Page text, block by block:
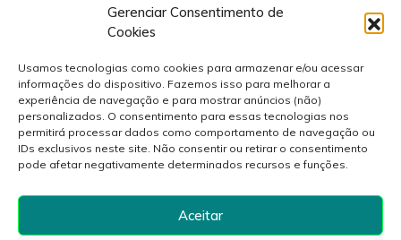
Gerenciar Consentimento de
Cookies
Usamos tecnologias como cookies para armazenar e/ou acessar
informações do dispositivo. Fazemos isso para melhorar a
experiência de navegação e para mostrar anúncios (não)
personalizados. O consentimento para essas tecnologias nos
permitirá processar dados como comportamento de navegação ou
IDs exclusivos neste site. Não consentir ou retirar o consentimento
pode afetar negativamente determinados recursos e funções.
Aceitar
© 2024 Inovativa Serviços de Tecnologia da Informação
S/A. Rua André Gonçalves, 130, Campinas, São Paulo